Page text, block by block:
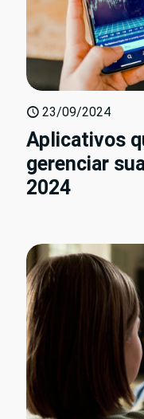
23/09/2024
Aplicativos
gerenciar
2024